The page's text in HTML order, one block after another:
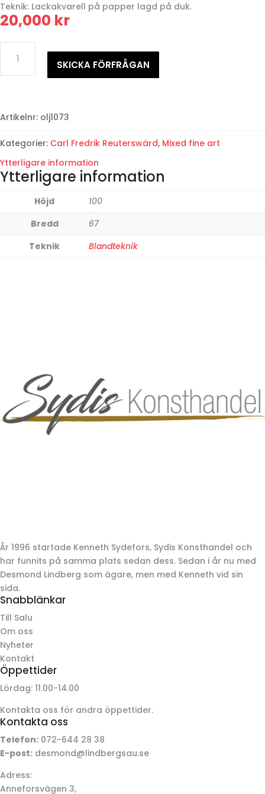
Teknik: Lackakvarell på papper lagd på duk.
20,000 kr
Fredrik
Reuterswärd
SKICKA FÖRFRÅGAN
Artikelnr: olj1073
Kategorier: Carl Fredrik Reuterswärd, Mixed fine art
Ytterligare information
Ytterligare information
Höjd
100
Bredd
67
Teknik
Blandteknik
År 1996 startade Kenneth Sydefors, Sydis Konsthandel och
har funnits på samma plats sedan dess. Sedan i år nu med
Desmond Lindberg som ägare, men med Kenneth vid sin
sida.
Snabblänkar
Till Salu
Om oss
Nyheter
Kontakt
Öppettider
Lördag: 11.00-14.00
Kontakta oss för andra öppettider.
Kontakta oss
Telefon: 072-644 28 38
E-post: desmond@lindbergsau.se
Adress:
Anneforsvägen 3,